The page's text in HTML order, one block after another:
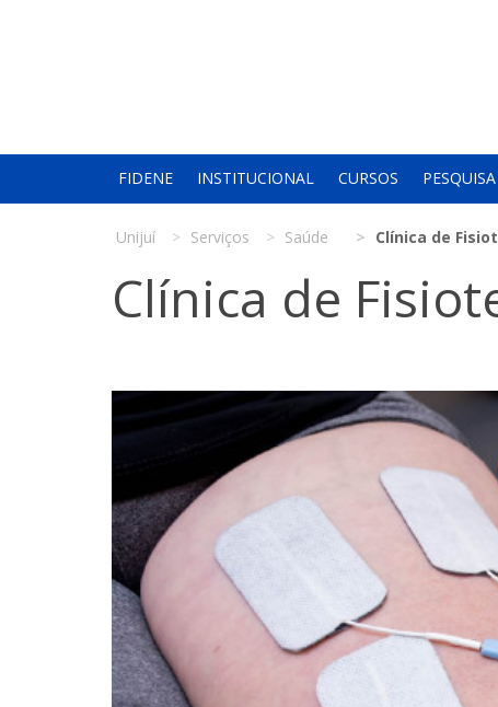
FIDENE INSTITUCIONAL CURSOS PESQUISA
Unijuí Serviços Saúde Clínica de
Clínica de